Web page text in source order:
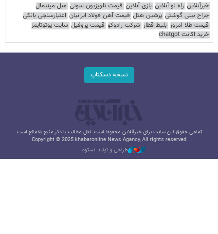
خبرآنلاین راه نو آنلاین بازی آنلاین قیمت تلویزیون سونی مبل مینیمال
جراح بینی گوشتی پرشین هتل قیمت آهن فولاد ایرانیان اعتبارسنجی بانکی
قیمت طلا امروز بلیط قطار شرکت رادوکو قیمت پروفیل سایت یوتوتایمز
خرید اکانت chatgpt
نسخه دسکتاپ
تمامی حقوق این سایت برای خبرآنلاین محفوظ است. نقل مطالب با ذکر منبع بلامانع است.
Copyright © 2025 khabaronline News Agancy, All rights reserved
طراحی و تولید: نستوه